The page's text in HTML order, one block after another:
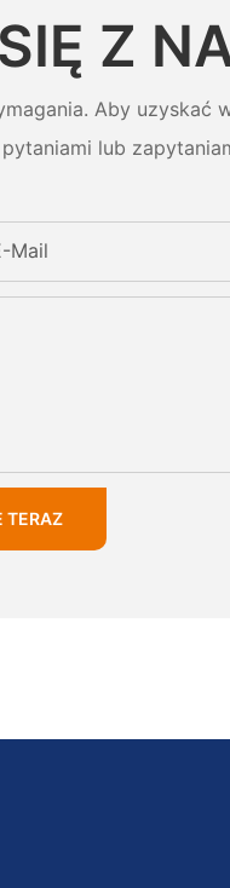
Z
Aby
lub
Mail
TERAZ